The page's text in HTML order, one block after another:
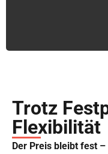
Trotz
Flexibilität
Der Preis bleibt fest